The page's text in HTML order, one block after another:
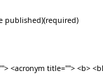
published)(required)
<acronym title=""> <b>